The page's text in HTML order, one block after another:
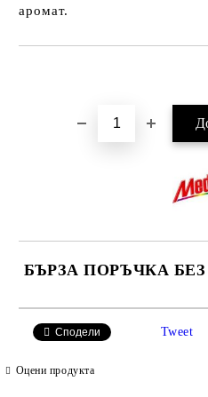
аромат.
БЪРЗА ПОРЪЧКА
Сподели Tweet
Оцени продукта